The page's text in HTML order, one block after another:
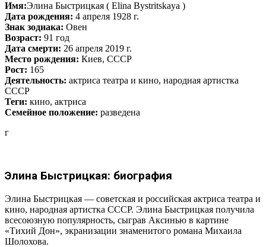
Имя:Элина Быстрицкая ( Elina Bystritskaya )
Дата рождения: 4 апреля 1928 г.
Знак зодиака: Овен
Возраст: 91 год
Дата смерти: 26 апреля 2019 г.
Место рождения: Киев, СССР
Рост: 165
Деятельность: актриса театра и кино, народная артистка
СССР
Теги: кино, актриса
Семейное положение: разведена
г
Элина Быстрицкая: биография
Элина Быстрицкая — советская и российская актриса театра и
кино, народная артистка СССР. Элина Быстрицкая получила
всесоюзную популярность, сыграв Аксинью в картине
«Тихий Дон», экранизации знаменитого романа Михаила
Шолохова.